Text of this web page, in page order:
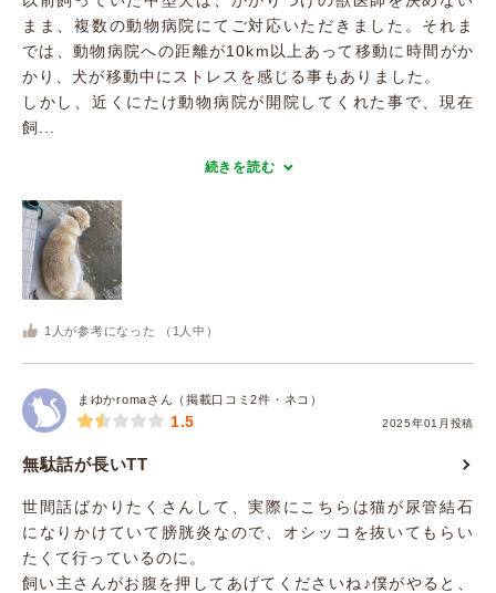
まま、複数の動物病院にてご対応いただきました。それま
では、動物病院への距離が10km以上あって移動に時間がか
かり、犬が移動中にストレスを感じる事もありました。
しかし、近くにたけ動物病院が開院してくれた事で、現在
飼...
続きを読む
1 人が参考になった （ 1 人中）
まゆかromaさん（掲載口コミ2件・ネコ）
2025年01月投稿
1.5
無駄話が長いT‪T
世間話ばかりたくさんして、実際にこちらは猫が尿管結石
になりかけていて膀胱炎なので、オシッコを抜いてもらい
たくて行っているのに。
飼い主さんがお腹を押してあげてくださいね♪僕がやると、